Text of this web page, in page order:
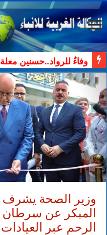
وفاءٌ للرواد..حسنين
وزير الصحة
المبكر عن
الرحم عبر العيادات